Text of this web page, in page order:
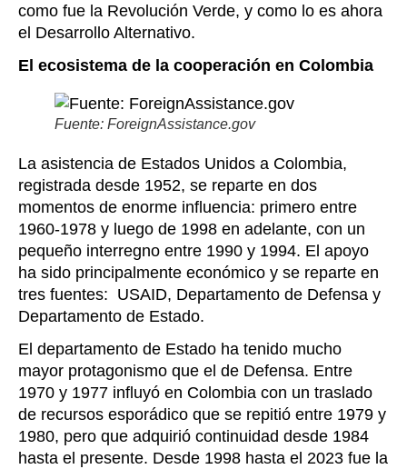
como fue la Revolución Verde, y como lo es ahora
el Desarrollo Alternativo.
El ecosistema de la cooperación en Colombia
Fuente: ForeignAssistance.gov
La asistencia de Estados Unidos a Colombia,
registrada desde 1952, se reparte en dos
momentos de enorme influencia: primero entre
1960-1978 y luego de 1998 en adelante, con un
pequeño interregno entre 1990 y 1994. El apoyo
ha sido principalmente económico y se reparte en
tres fuentes: USAID, Departamento de Defensa y
Departamento de Estado.
El departamento de Estado ha tenido mucho
mayor protagonismo que el de Defensa. Entre
1970 y 1977 influyó en Colombia con un traslado
de recursos esporádico que se repitió entre 1979 y
1980, pero que adquirió continuidad desde 1984
hasta el presente. Desde 1998 hasta el 2023 fue la